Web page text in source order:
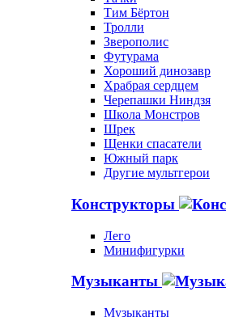
Тим Бёртон
Тролли
Зверополис
Футурама
Хороший динозавр
Храбрая сердцем
Черепашки Ниндзя
Школа Монстров
Шрек
Щенки спасатели
Южный парк
Другие мультгерои
Конструкторы
Лего
Минифигурки
Музыканты
Музыканты